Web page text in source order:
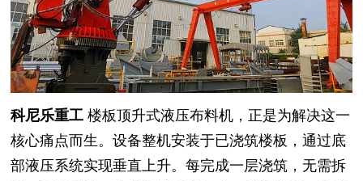
科尼乐重工 楼板顶升式液压布料机，正是为解决这一
核心痛点而生。设备整机安装于已浇筑楼板，通过底
部液压系统实现垂直上升。每完成一层浇筑，无需拆